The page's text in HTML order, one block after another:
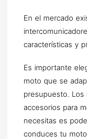
En el mercado
características y
Es importante
moto que se
presupuesto. Los
accesorios para
necesitas es
conduces tu